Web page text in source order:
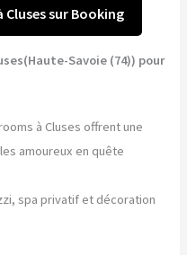
sur Booking
Savoie (74)) pour
à Cluses offrent une
amoureux en quête
spa privatif et décoration